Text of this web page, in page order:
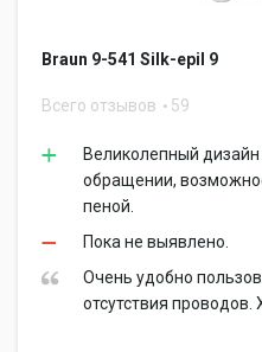
Braun 9-541 Silk-epil 9
Всего отзывов 59
Великолепный
обращении,
пеной.
Пока не выявлено.
Очень удобно
отсутствия